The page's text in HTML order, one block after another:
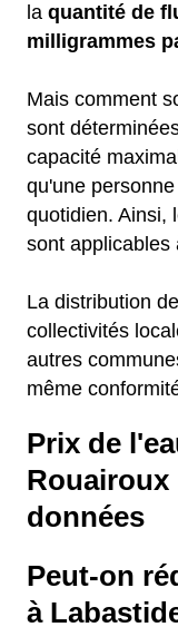
la quantité de
milligrammes
Mais comment
sont
capacité
qu'une
quotidien. Ainsi,
sont applicables
La distribution
collectivités
autres
même
Prix de
données
Peut-on
à